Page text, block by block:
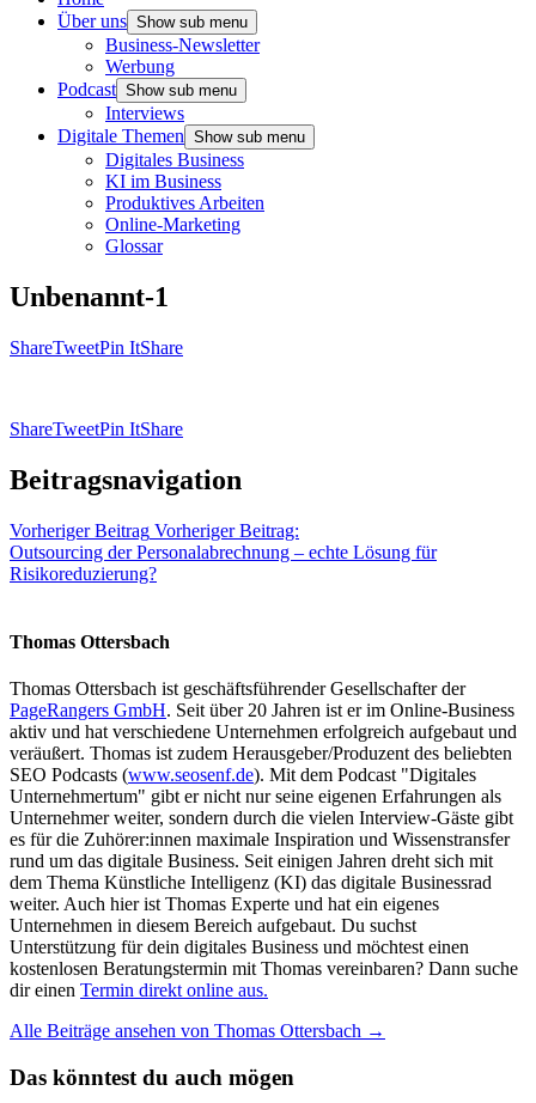
Über uns Show sub menu
Business-Newsletter
Werbung
Podcast Show sub menu
Interviews
Digitale Themen Show sub menu
Digitales Business
KI im Business
Produktives Arbeiten
Online-Marketing
Glossar
Unbenannt-1
ShareTweetPin ItShare
ShareTweetPin ItShare
Beitragsnavigation
Vorheriger Beitrag Vorheriger Beitrag:
Outsourcing der Personalabrechnung – echte Lösung für
Risikoreduzierung?
Thomas Ottersbach
Thomas Ottersbach ist geschäftsführender Gesellschafter der
PageRangers GmbH. Seit über 20 Jahren ist er im Online-Business
aktiv und hat verschiedene Unternehmen erfolgreich aufgebaut und
veräußert. Thomas ist zudem Herausgeber/Produzent des beliebten
SEO Podcasts (www.seosenf.de). Mit dem Podcast "Digitales
Unternehmertum" gibt er nicht nur seine eigenen Erfahrungen als
Unternehmer weiter, sondern durch die vielen Interview-Gäste gibt
es für die Zuhörer:innen maximale Inspiration und Wissenstransfer
rund um das digitale Business. Seit einigen Jahren dreht sich mit
dem Thema Künstliche Intelligenz (KI) das digitale Businessrad
weiter. Auch hier ist Thomas Experte und hat ein eigenes
Unternehmen in diesem Bereich aufgebaut. Du suchst
Unterstützung für dein digitales Business und möchtest einen
kostenlosen Beratungstermin mit Thomas vereinbaren? Dann suche
dir einen Termin direkt online aus.
Alle Beiträge ansehen von Thomas Ottersbach →
Das könntest du auch mögen